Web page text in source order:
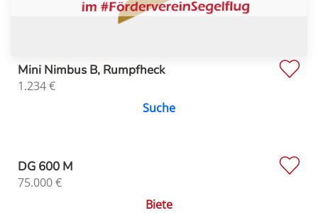
Mini Nimbus B, Rumpfheck
1.234€
Suche
DG 600 M
75.000€
Biete